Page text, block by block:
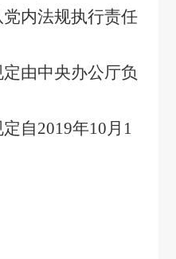
内法规执行责任
中央办公厅负
自2019年10月 1